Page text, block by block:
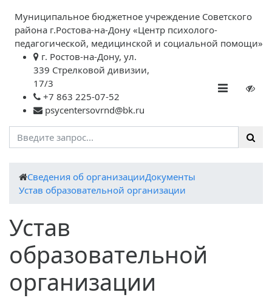
Муниципальное бюджетное учреждение Советского
района г.Ростова-на-Дону «Центр психолого-
педагогической, медицинской и социальной помощи»
г. Ростов-на-Дону, ул.
339 Стрелковой дивизии,
17/3
+7 863 225-07-52
psycentersovrnd@bk.ru
Cведения об организацииДокументы
Устав образовательной организации
Устав
образовательной
организации